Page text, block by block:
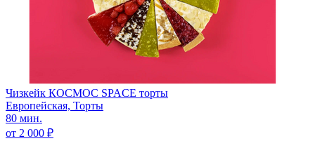
Чизкейк КОСМОС SPACE торты
Европейская, Торты
80 мин.
от 2 000 ₽